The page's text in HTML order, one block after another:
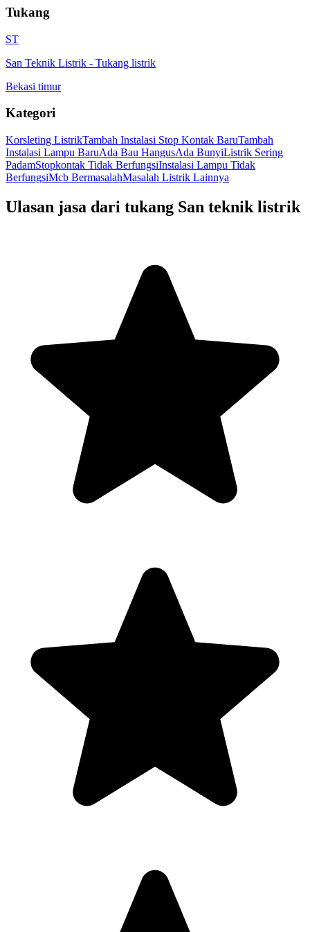
Tukang
ST
San Teknik Listrik - Tukang listrik
Bekasi timur
Kategori
Korsleting ListrikTambah Instalasi Stop Kontak BaruTambah
Instalasi Lampu BaruAda Bau HangusAda BunyiListrik Sering
PadamStopkontak Tidak BerfungsiInstalasi Lampu Tidak
BerfungsiMcb BermasalahMasalah Listrik Lainnya
Ulasan jasa dari tukang San teknik listrik